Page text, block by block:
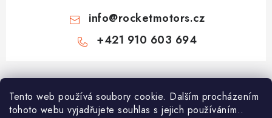
Tento web používá soubory cookie. Dalším procházením
tohoto webu vyjadřujete souhlas s jejich používáním..
info@rocketmotors.cz
+421 910 603 694
Z
á
Najdete nás